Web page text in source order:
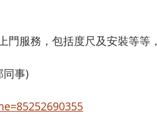
服務，包括度尺及安裝等等，
同事)